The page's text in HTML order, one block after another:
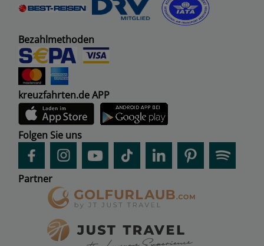
Bezahlmethoden
kreuzfahrten.de APP
Folgen Sie uns
Partner